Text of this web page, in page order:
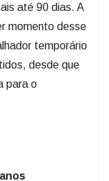
até 90 dias. A
momento desse
temporário
desde que
para o